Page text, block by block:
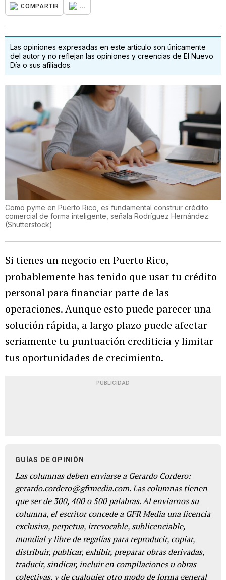
COMPARTIR ...
Las opiniones expresadas en este artículo son únicamente
del autor y no reflejan las opiniones y creencias de El Nuevo
Día o sus afiliados.
Como pyme en Puerto Rico, es fundamental construir crédito
comercial de forma inteligente, señala Rodríguez Hernández.
(Shutterstock)
Si tienes un negocio en Puerto Rico,
probablemente has tenido que usar tu crédito
personal para financiar parte de las
operaciones. Aunque esto puede parecer una
solución rápida, a largo plazo puede afectar
seriamente tu puntuación crediticia y limitar
tus oportunidades de crecimiento.
PUBLICIDAD
GUÍAS DE OPINIÓN
Las columnas deben enviarse a Gerardo Cordero:
gerardo.cordero@gfrmedia.com. Las columnas tienen
que ser de 300, 400 o 500 palabras. Al enviarnos su
columna, el escritor concede a GFR Media una licencia
exclusiva, perpetua, irrevocable, sublicenciable,
mundial y libre de regalías para reproducir, copiar,
distribuir, publicar, exhibir, preparar obras derivadas,
traducir, sindicar, incluir en compilaciones u obras
colectivas, y de cualquier otro modo de forma general